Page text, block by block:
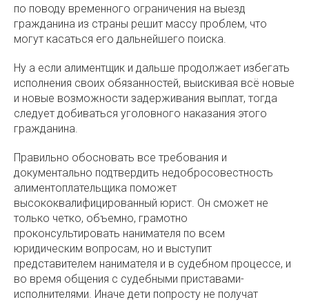
по поводу временного ограничения на выезд
гражданина из страны решит массу проблем, что
могут касаться его дальнейшего поиска.
Ну а если алиментщик и дальше продолжает избегать
исполнения своих обязанностей, выискивая всё новые
и новые возможности задерживания выплат, тогда
следует добиваться уголовного наказания этого
гражданина.
Правильно обосновать все требования и
документально подтвердить недобросовестность
алиментоплательщика поможет
высококвалифицированный юрист. Он сможет не
только четко, объемно, грамотно
проконсультировать нанимателя по всем
юридическим вопросам, но и выступит
представителем нанимателя и в судебном процессе, и
во время общения с судебными приставами-
исполнителями. Иначе дети попросту не получат